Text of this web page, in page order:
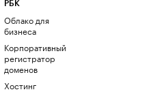
РБК
Облако для
бизнеса
Корпоративный
регистратор
доменов
Хостинг